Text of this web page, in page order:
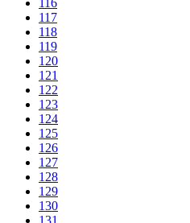
116
117
118
119
120
121
122
123
124
125
126
127
128
129
130